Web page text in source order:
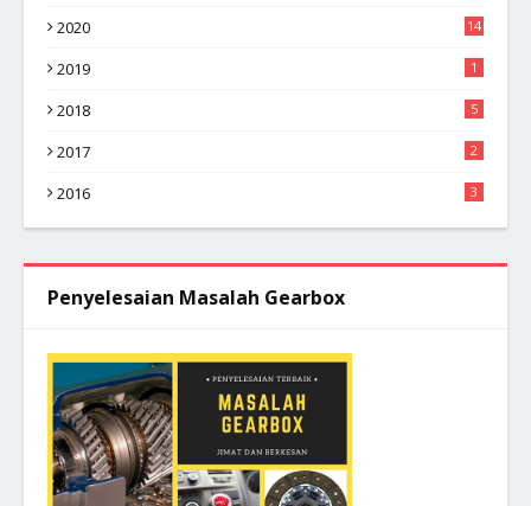
2020 14
2019 1
2018 5
2017 2
2016 3
Penyelesaian Masalah Gearbox